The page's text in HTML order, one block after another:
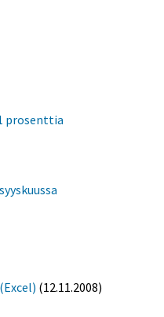
prosenttia
(12.11.2008)